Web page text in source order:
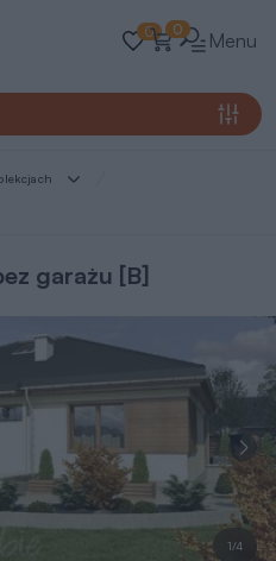
0 0 Menu
garażu [B]
1/4